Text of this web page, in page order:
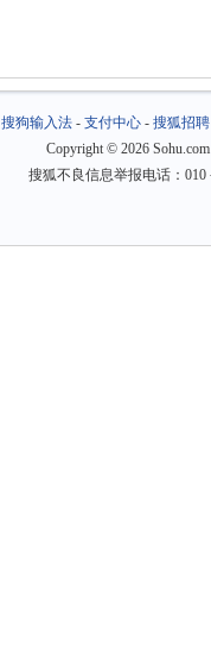
搜狗输入法- 支付中心- 搜狐招聘
Copyright © 2026
搜狐不良信息举报电话：010